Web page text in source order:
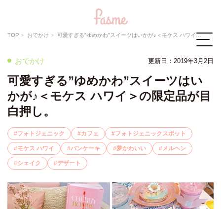
TOP おでかけ 可愛すぎる"ゆめかわ"スイーツはいかが♪＜モケス ハワイ＞の限定品が目白押し。
おでかけ 更新日：2019年3月2日
可愛すぎる”ゆめかわ”スイーツはい
かが♪＜モケス ハワイ＞の限定品が目
白押し。
フォトジェニック カフェ フォトジェニックスポット
モケス ハワイ パンケーキ 夢かわいい メルヘン
シェイク デザート